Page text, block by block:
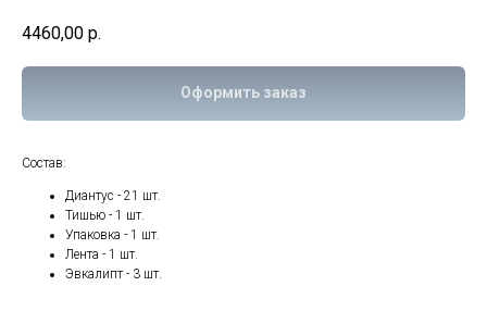
4460,00 р.
Оформить заказ
Состав:
Диантус - 21 шт.
Тишью - 1 шт.
Упаковка - 1 шт.
Лента - 1 шт.
Эвкалипт - 3 шт.